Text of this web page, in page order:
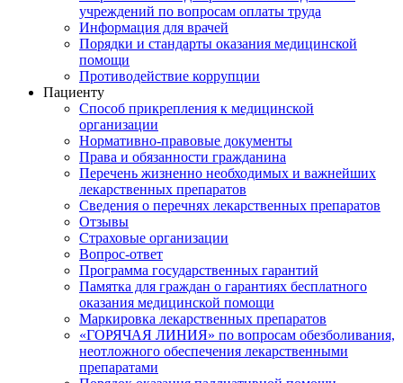
учреждений по вопросам оплаты труда
Информация для врачей
Порядки и стандарты оказания медицинской
помощи
Противодействие коррупции
Пациенту
Способ прикрепления к медицинской
организации
Нормативно-правовые документы
Права и обязанности гражданина
Перечень жизненно необходимых и важнейших
лекарственных препаратов
Сведения о перечнях лекарственных препаратов
Отзывы
Страховые организации
Вопрос-ответ
Программа государственных гарантий
Памятка для граждан о гарантиях бесплатного
оказания медицинской помощи
Маркировка лекарственных препаратов
«ГОРЯЧАЯ ЛИНИЯ» по вопросам обезболивания,
неотложного обеспечения лекарственными
препаратами